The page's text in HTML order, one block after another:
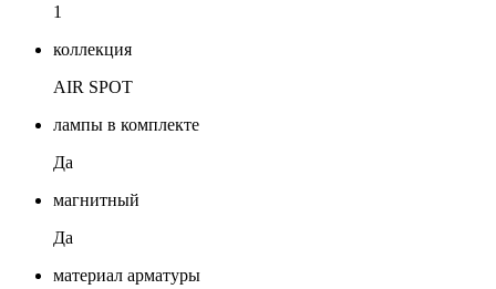
1
коллекция
AIR SPOT
лампы в комплекте
Да
магнитный
Да
материал арматуры